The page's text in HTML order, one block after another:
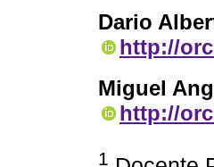
Dario
http://
Miguel
http://
1